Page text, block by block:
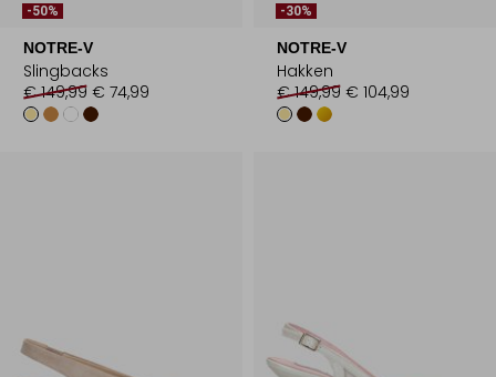
-50%
NOTRE-V
Slingbacks
€ 149,99 € 74,99
-30%
NOTRE-V
Hakken
€ 149,99 € 104,99